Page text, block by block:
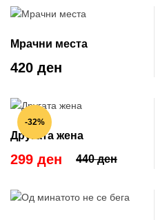
Мрачни места
420 ден
-32%
Другата жена
440 ден
299 ден